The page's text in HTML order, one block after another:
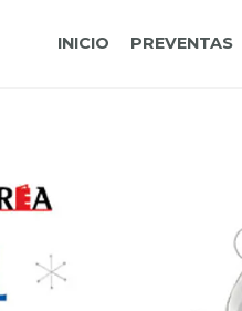
INICIO PREVENTAS